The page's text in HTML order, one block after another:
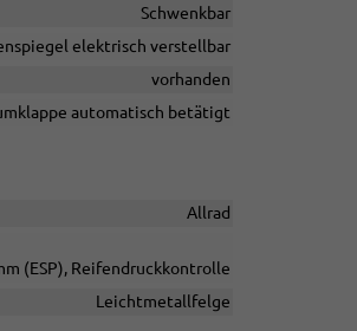
Schwenkbar
elektrisch verstellbar
vorhanden
automatisch betätigt
Allrad
(ESP), Reifendruckkontrolle
Leichtmetallfelge